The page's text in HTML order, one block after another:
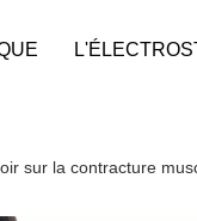
sur la contracture